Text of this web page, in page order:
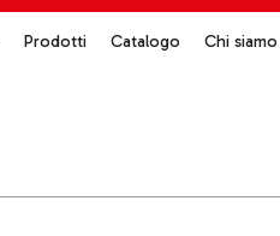
Prodotti Catalogo Chi siamo